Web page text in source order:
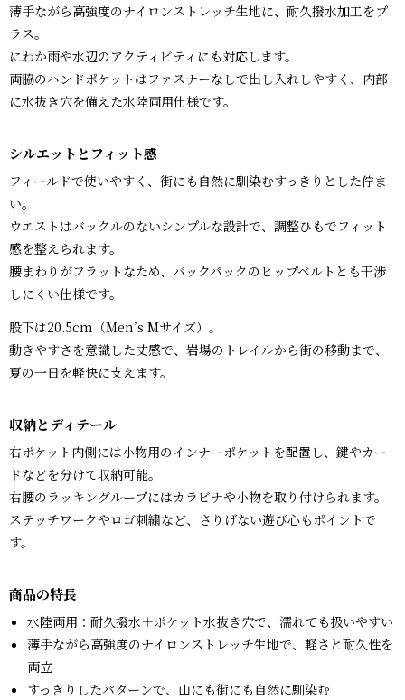
薄手ながら高強度のナイロンストレッチ生地に、耐久撥水加工をプ
ラス。
にわか雨や水辺のアクティビティにも対応します。
両脇のハンドポケットはファスナーなしで出し入れしやすく、内部
に水抜き穴を備えた水陸両用仕様です。
シルエットとフィット感
フィールドで使いやすく、街にも自然に馴染むすっきりとした佇ま
い。
ウエストはバックルのないシンプルな設計で、調整ひもでフィット
感を整えられます。
腰まわりがフラットなため、バックパックのヒップベルトとも干渉
しにくい仕様です。
股下は20.5cm（Men’s Mサイズ）。
動きやすさを意識した丈感で、岩場のトレイルから街の移動まで、
夏の一日を軽快に支えます。
収納とディテール
右ポケット内側には小物用のインナーポケットを配置し、鍵やカー
ドなどを分けて収納可能。
右腰のラッキングループにはカラビナや小物を取り付けられます。
ステッチワークやロゴ刺繍など、さりげない遊び心もポイントで
す。
商品の特長
水陸両用：耐久撥水＋ポケット水抜き穴で、濡れても扱いやすい
薄手ながら高強度のナイロンストレッチ生地で、軽さと耐久性を
両立
すっきりしたパターンで、山にも街にも自然に馴染む